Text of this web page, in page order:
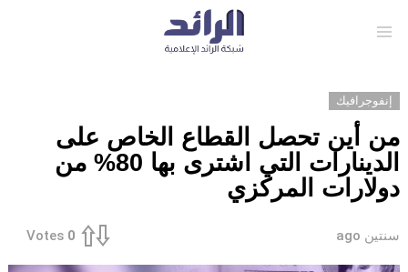
إنفوجرافيك
من أين تحصل القطاع الخاص على
الدينارات التي اشترى بها 80% من
دولارات المركزي
سنتين ago 0
Votes